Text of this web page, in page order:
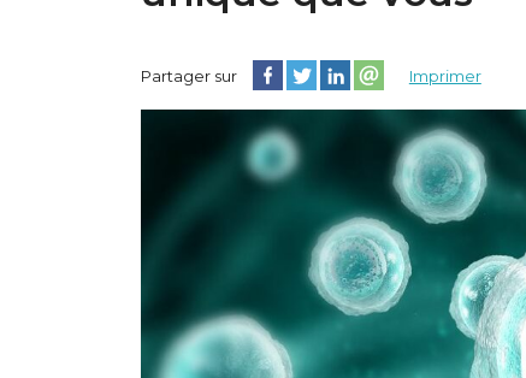
Partager sur Partager cette page sur Facebook
Partager cette page sur Twitter
Partager cette page sur
Partager cette page
Imprimer